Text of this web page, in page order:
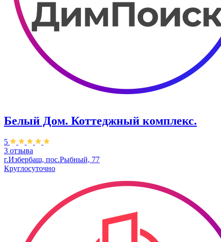
Белый Дом. ​Коттеджный комплекс.
5
3 отзыва
г.Избербаш, пос.Рыбный, 77
Круглосуточно